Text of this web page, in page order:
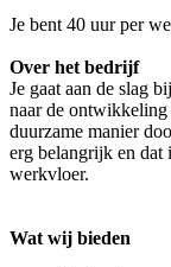
Je bent 40 uur per
Over het bedrijf
Je gaat aan de slag
naar de ontwikkeling
duurzame manier
erg belangrijk en dat
werkvloer.
Wat wij bieden